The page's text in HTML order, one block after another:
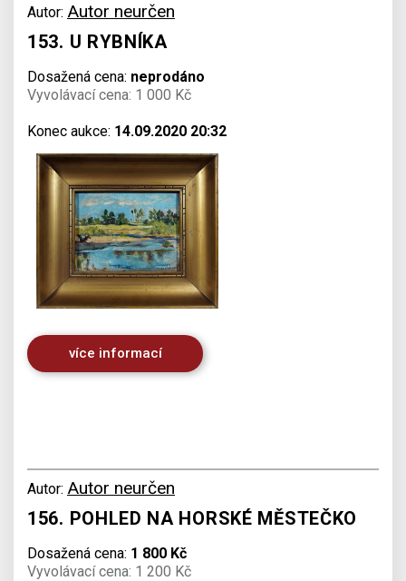
Autor: Autor neurčen
153. U RYBNÍKA
Dosažená cena: neprodáno
Vyvolávací cena: 1 000 Kč
Konec aukce: 14.09.2020 20:32
více informací
Autor: Autor neurčen
156. POHLED NA HORSKÉ MĚSTEČKO
Dosažená cena: 1 800 Kč
Vyvolávací cena: 1 200 Kč